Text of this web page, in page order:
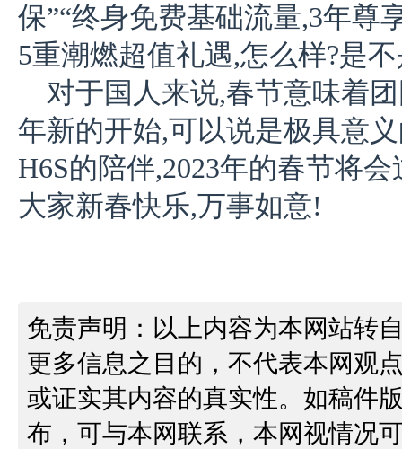
保”“终身免费基础流量,3年尊
5重潮燃超值礼遇,怎么样?是
对于国人来说,春节意味着
年新的开始,可以说是极具意
H6S的陪伴,2023年的春节将
大家新春快乐,万事如意!
免责声明：以上内容为本网站转
更多信息之目的，不代表本网观
或证实其内容的真实性。如稿件
布，可与本网联系，本网视情况